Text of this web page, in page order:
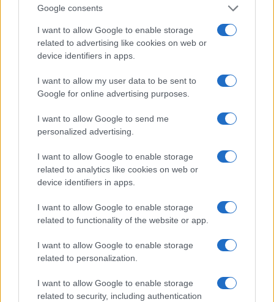
Google consents
I want to allow Google to enable storage
related to advertising like cookies on web or
device identifiers in apps.
I want to allow my user data to be sent to
Google for online advertising purposes.
I want to allow Google to send me
personalized advertising.
I want to allow Google to enable storage
related to analytics like cookies on web or
device identifiers in apps.
I want to allow Google to enable storage
related to functionality of the website or app.
I want to allow Google to enable storage
related to personalization.
I want to allow Google to enable storage
related to security, including authentication
accuse e i dettagli
Alessandro Tassinari · 7 Ago 2026
NEWS